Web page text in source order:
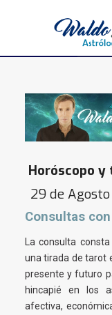
Horóscopo
29 de
Consultas
La consulta
una tirada de tarot
presente y futuro
hincapié en los
afectiva,